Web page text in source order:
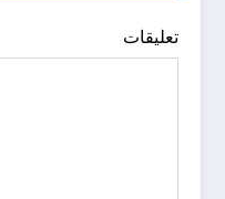
تعليقات